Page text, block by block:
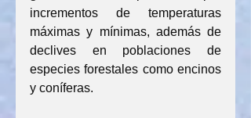
incrementos de temperaturas
máximas y mínimas, además de
declives en poblaciones de
especies forestales como encinos
y coníferas.